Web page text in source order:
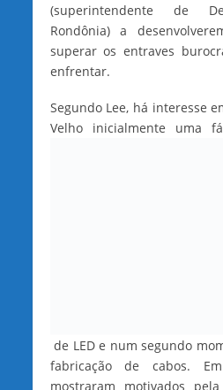
(superintendente de
Rondônia) a
superar os entraves
enfrentar.
Segundo Lee, há interesse
Velho inicialmente uma
de LED e num segundo
fabricação de cabos.
mostraram motivados